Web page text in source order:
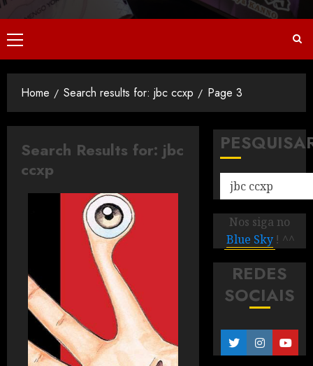
Home Search results for: jbc ccxp Page 3
Search Results for: jbc
ccxp
Nos siga no
Blue Sky ! ^^
REDES
SOCIAIS